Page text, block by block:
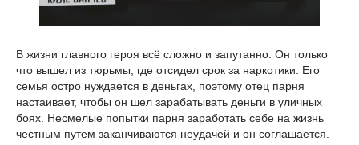
В жизни главного героя всё сложно и запутанно. Он только
что вышел из тюрьмы, где отсидел срок за наркотики. Его
семья остро нуждается в деньгах, поэтому отец парня
настаивает, чтобы он шел зарабатывать деньги в уличных
боях. Несмелые попытки парня заработать себе на жизнь
честным путем заканчиваются неудачей и он соглашается.